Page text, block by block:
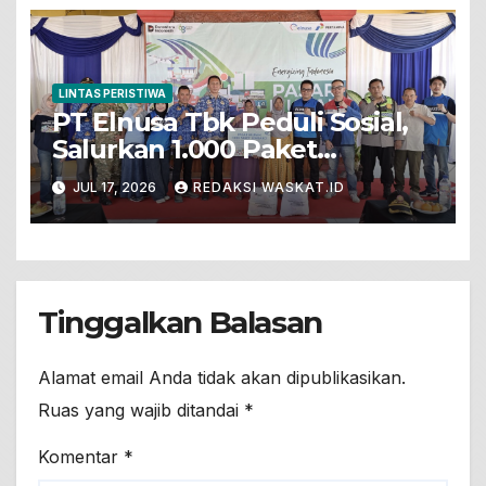
LINTAS PERISTIWA
PT Elnusa Tbk Peduli Sosial,
Salurkan 1.000 Paket
Sembako Dalam Pasar Murah
Untuk Warga Prasejahtera Di
Desa Sumengko
JUL 17, 2026 REDAKSI WASKAT.ID
Tinggalkan Balasan
Alamat email Anda tidak akan dipublikasikan.
Ruas yang wajib ditandai *
Komentar *